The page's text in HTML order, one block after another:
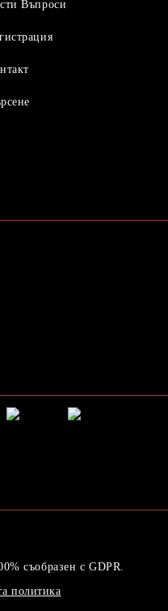
Въпроси
съобразен с GDPR.
политика